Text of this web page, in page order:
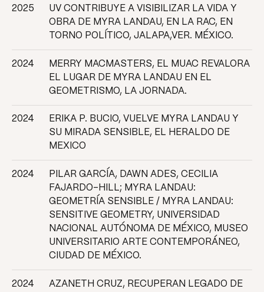
2025
UV CONTRIBUYE A VISIBILIZAR LA VIDA Y
OBRA DE MYRA LANDAU, EN LA RAC, EN
TORNO POLÍTICO, JALAPA,VER. MÉXICO.
2024
MERRY MACMASTERS, EL MUAC REVALORA
EL LUGAR DE MYRA LANDAU EN EL
GEOMETRISMO, LA JORNADA.
2024
ERIKA P. BUCIO, VUELVE MYRA LANDAU Y
SU MIRADA SENSIBLE, EL HERALDO DE
MEXICO
2024
PILAR GARCÍA, DAWN ADES, CECILIA
FAJARDO-HILL; MYRA LANDAU:
GEOMETRÍA SENSIBLE / MYRA LANDAU:
SENSITIVE GEOMETRY, UNIVERSIDAD
NACIONAL AUTÓNOMA DE MÉXICO, MUSEO
UNIVERSITARIO ARTE CONTEMPORÁNEO,
CIUDAD DE MÉXICO.
2024
AZANETH CRUZ, RECUPERAN LEGADO DE